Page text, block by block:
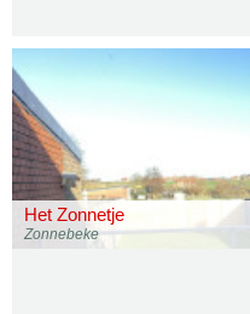
Het Zonnetje
Zonnebeke